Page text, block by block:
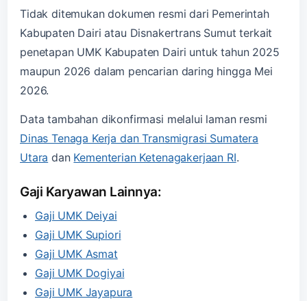
Tidak ditemukan dokumen resmi dari Pemerintah
Kabupaten Dairi atau Disnakertrans Sumut terkait
penetapan UMK Kabupaten Dairi untuk tahun 2025
maupun 2026 dalam pencarian daring hingga Mei
2026.
Data tambahan dikonfirmasi melalui laman resmi
Dinas Tenaga Kerja dan Transmigrasi Sumatera
Utara dan Kementerian Ketenagakerjaan RI.
Gaji Karyawan Lainnya:
Gaji UMK Deiyai
Gaji UMK Supiori
Gaji UMK Asmat
Gaji UMK Dogiyai
Gaji UMK Jayapura